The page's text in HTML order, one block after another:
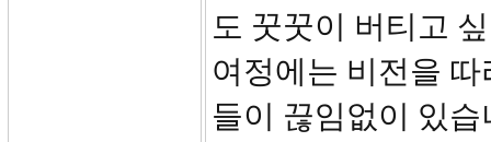
도 꿋꿋이 버티고
여정에는 비전을
들이 끊임없이 있